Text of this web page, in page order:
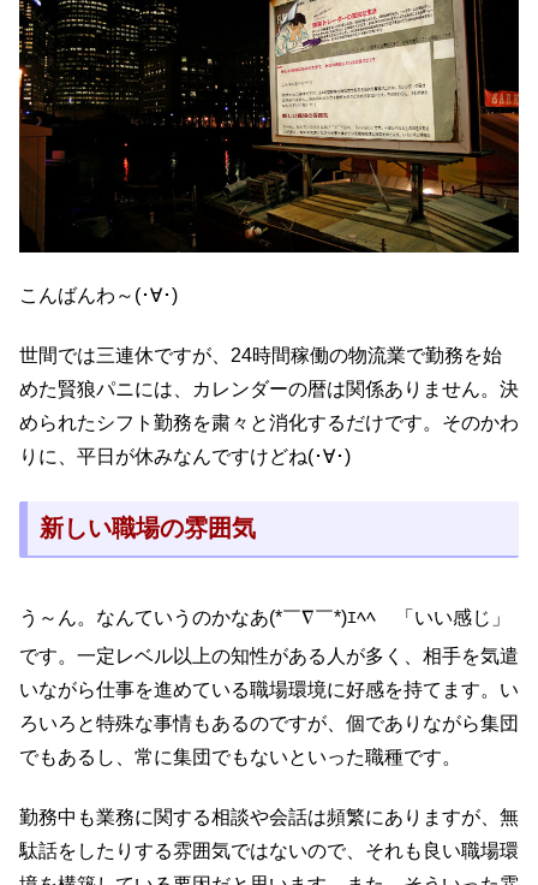
こんばんわ～(･∀･)
世間では三連休ですが、24時間稼働の物流業で勤務を始
めた賢狼パニには、カレンダーの暦は関係ありません。決
められたシフト勤務を粛々と消化するだけです。そのかわ
りに、平日が休みなんですけどね(･∀･)
新しい職場の雰囲気
う～ん。なんていうのかなあ(*￣∇￣*)ｴﾍﾍ 「いい感じ」
です。一定レベル以上の知性がある人が多く、相手を気遣
いながら仕事を進めている職場環境に好感を持てます。い
ろいろと特殊な事情もあるのですが、個でありながら集団
でもあるし、常に集団でもないといった職種です。
勤務中も業務に関する相談や会話は頻繁にありますが、無
駄話をしたりする雰囲気ではないので、それも良い職場環